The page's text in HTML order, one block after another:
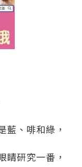
藍、啡和綠，
睛研究一番，